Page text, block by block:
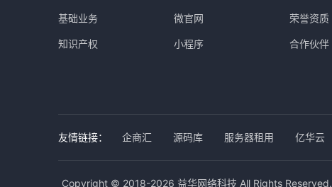
基础业务
知识产权
微官网
小程序
荣誉资质
合作伙伴
友情链接： 企商汇 源码库 服务器租用 亿华云
Copyright © 2018-2026 益华网络科技 All Rights Reserved.